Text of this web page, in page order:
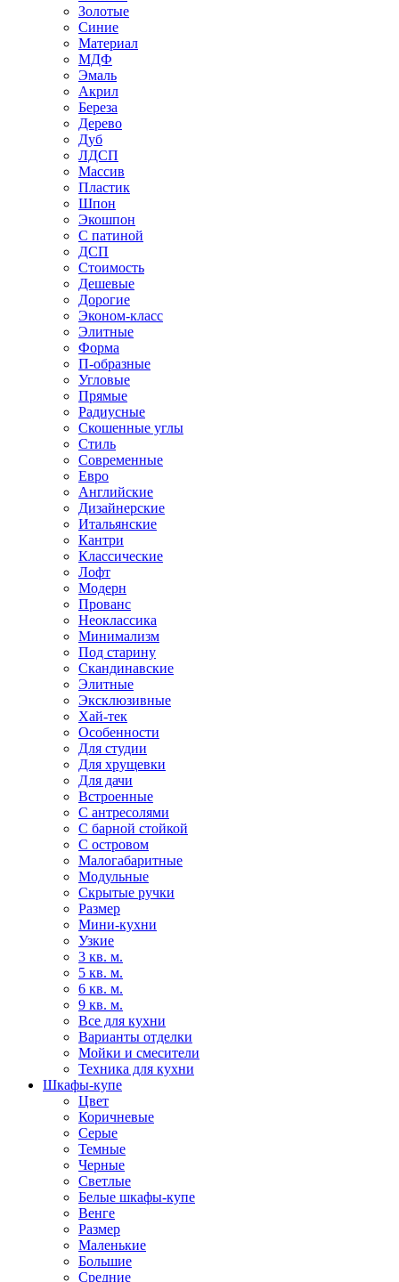
Золотые
Синие
Материал
МДФ
Эмаль
Акрил
Береза
Дерево
Дуб
ЛДСП
Массив
Пластик
Шпон
Экошпон
С патиной
ДСП
Стоимость
Дешевые
Дорогие
Эконом-класс
Элитные
Форма
П-образные
Угловые
Прямые
Радиусные
Скошенные углы
Стиль
Современные
Евро
Английские
Дизайнерские
Итальянские
Кантри
Классические
Лофт
Модерн
Прованс
Неоклассика
Минимализм
Под старину
Скандинавские
Элитные
Эксклюзивные
Хай-тек
Особенности
Для студии
Для хрущевки
Для дачи
Встроенные
С антресолями
С барной стойкой
С островом
Малогабаритные
Модульные
Скрытые ручки
Размер
Мини-кухни
Узкие
3 кв. м.
5 кв. м.
6 кв. м.
9 кв. м.
Все для кухни
Варианты отделки
Мойки и смесители
Техника для кухни
Шкафы-купе
Цвет
Коричневые
Серые
Темные
Черные
Светлые
Белые шкафы-купе
Венге
Размер
Маленькие
Большие
Средние